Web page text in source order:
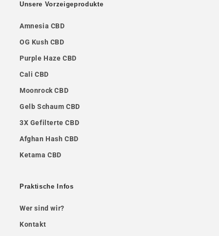
Unsere Vorzeigeprodukte
Amnesia CBD
OG Kush CBD
Purple Haze CBD
Cali CBD
Moonrock CBD
Gelb Schaum CBD
3X Gefilterte CBD
Afghan Hash CBD
Ketama CBD
Praktische Infos
Wer sind wir?
Kontakt